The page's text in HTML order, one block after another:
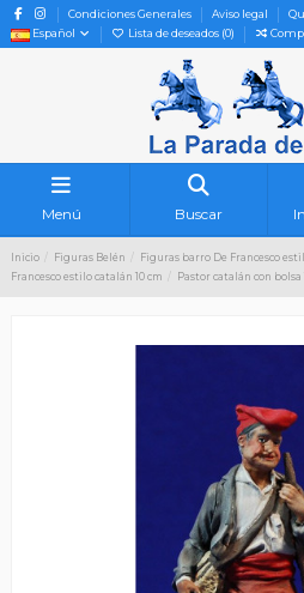
Condiciones Generales Aviso legal
Español
Lista de deseados (0)
Menú Buscar
Inicio Figuras Belén Figuras barro De Francesco
Francesco estilo catalán 10 cm
Pastor catalán con